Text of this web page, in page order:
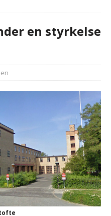
en styrkelse